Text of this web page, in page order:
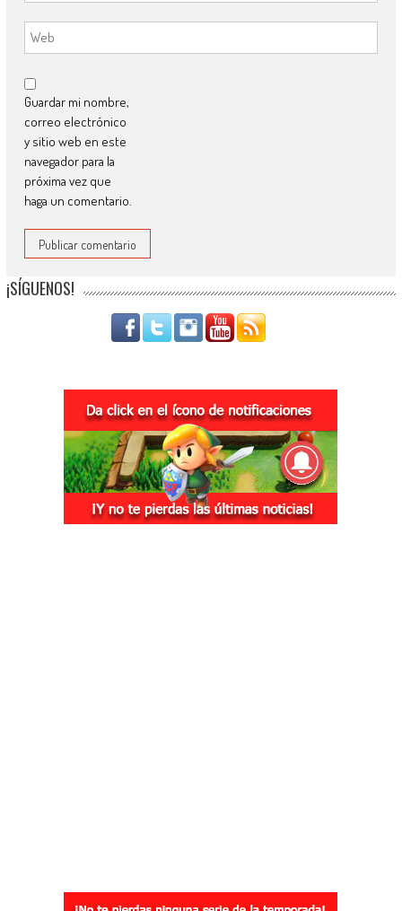
Guardar mi nombre,
correo electrónico
y sitio web en este
navegador para la
próxima vez que
haga un comentario.
¡SÍGUENOS!